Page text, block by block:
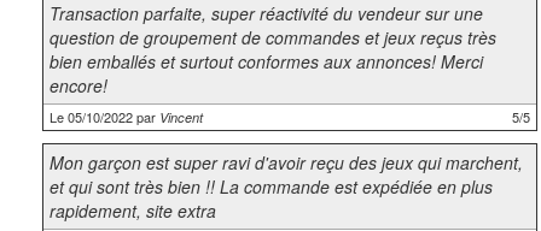
Transaction parfaite, super réactivité du vendeur sur une
question de groupement de commandes et jeux reçus très
bien emballés et surtout conformes aux annonces! Merci
encore!
Le 05/10/2022 par Vincent 5/5
Mon garçon est super ravi d'avoir reçu des jeux qui marchent,
et qui sont très bien !! La commande est expédiée en plus
rapidement, site extra